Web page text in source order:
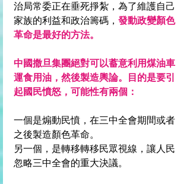
治局常委正在垂死掙紮，為了維護自己
家族的利益和政治籌碼， 發動政變顏色
革命是最好的方法。
中國撒旦集團絕對可以蓄意利用煤油車
運食用油，然後製造輿論。目的是要引
起國民憤怒，可能性有兩個：
一個是煽動民憤，在三中全會期間或者
之後製造顏色革命。
另一個，是轉移轉移民眾視線，讓人民
忽略三中全會的重大決議。